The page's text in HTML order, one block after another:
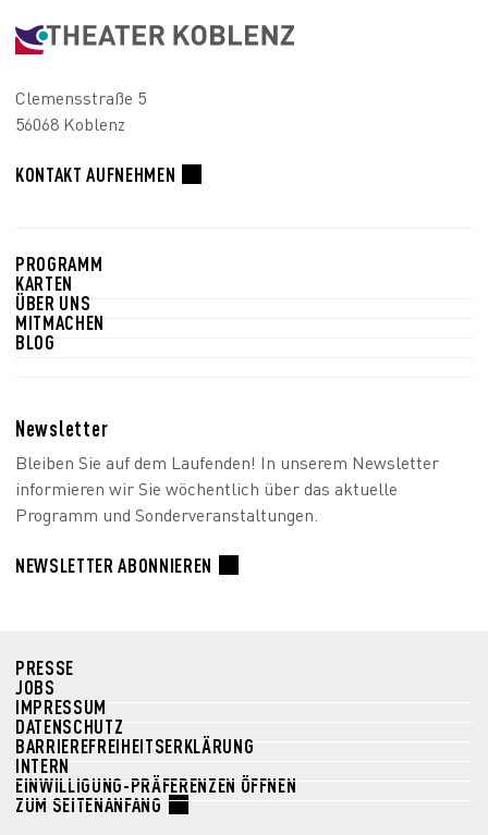
Clemensstraße 5
56068 Koblenz
KONTAKT AUFNEHMEN
PROGRAMM
KARTEN
ÜBER UNS
MITMACHEN
BLOG
Newsletter
Bleiben Sie auf dem Laufenden! In unserem Newsletter
informieren wir Sie wöchentlich über das aktuelle
Programm und Sonderveranstaltungen.
NEWSLETTER ABONNIEREN
PRESSE
JOBS
IMPRESSUM
DATENSCHUTZ
BARRIEREFREIHEITSERKLÄRUNG
INTERN
EINWILLIGUNG-PRÄFERENZEN ÖFFNEN
ZUM SEITENANFANG